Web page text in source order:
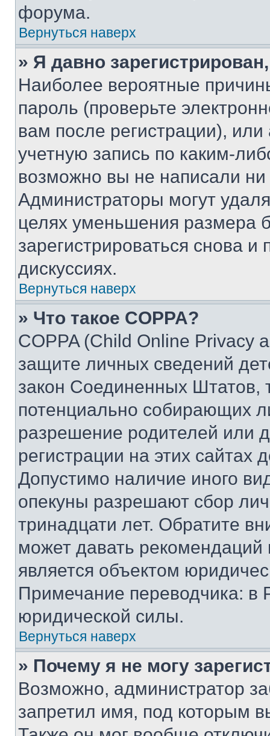
форума.
Вернуться наверх
» Я давно
Наиболее вероятные
пароль (проверьте
вам после регистрации),
учетную запись по каким-
возможно вы не написали
Администраторы могут
целях уменьшения размера
зарегистрироваться снова и
дискуссиях.
Вернуться наверх
» Что такое COPPA?
COPPA (Child Online Privacy
защите личных сведений
закон Соединенных Штатов,
потенциально собирающих
разрешение родителей или
регистрации на этих сайтах
Допустимо наличие иного
опекуны разрешают сбор
тринадцати лет. Обратите
может давать
является объектом
Примечание переводчика: в
юридической силы.
Вернуться наверх
» Почему я не могу
Возможно, администратор
запретил имя, под которым